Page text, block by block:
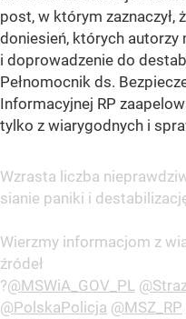
post, w którym zaznaczył,
doniesień, których autorzy
i doprowadzenie do
Pełnomocnik ds.
Informacyjnej RP
tylko z wiarygodnych i
Wzrasta liczba
sianie paniki i
Wierzmy informacjom z
źródeł
?@MSWiA_GOV_PL
@PolskaPolicja @MSZ_RP